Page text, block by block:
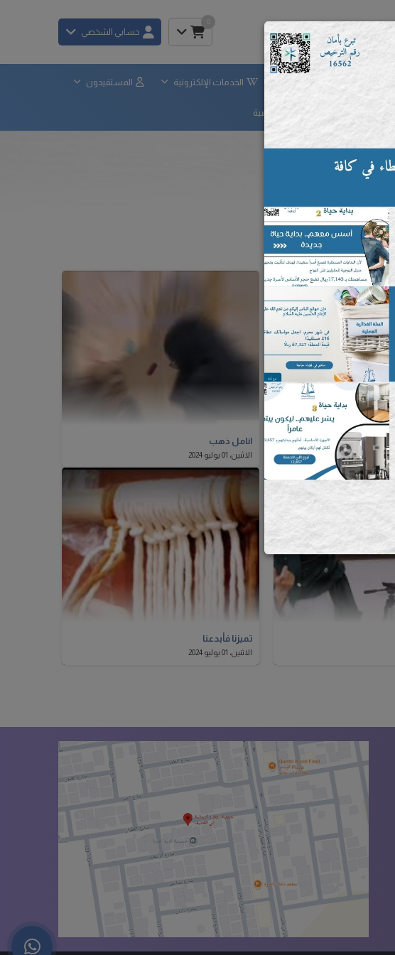
حسابي الشخصي
الخدمات الإلكترونية المستفيدون
سياسة الخصوصية
انامل ذهب
الاثنين، 01 يوليو 2024
تميزنا فأبدعنا
الاثنين، 01 يوليو 2024
×